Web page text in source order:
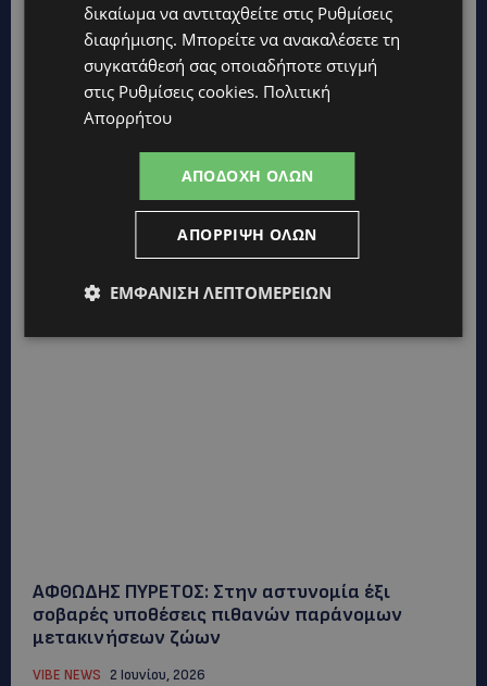
ΑΦΘΩΔΗΣ ΠΥΡΕΤΟΣ: Σκληραίνει η στάση της
Κυβέρνησης – Πρόστιμα έως €250.000 και
νέες θανατώσεις ζώων
VIBE NEWS 2 Ιουνίου, 2026
πακέτο αυστηρότερων μέτρων επιχειρεί η
ΑΦΘΩΔΗΣ ΠΥΡΕΤΟΣ: Στην αστυνομία έξι
σοβαρές υποθέσεις πιθανών παράνομων
μετακινήσεων ζώων
VIBE NEWS 2 Ιουνίου, 2026
δικαίωμα να αντιταχθείτε στις Ρυθμίσεις
διαφήμισης. Μπορείτε να ανακαλέσετε τη
συγκατάθεσή σας οποιαδήποτε στιγμή
στις Ρυθμίσεις cookies. Πολιτική
Απορρήτου
ΑΠΟΔΟΧΉ ΌΛΩΝ
ΑΠΌΡΡΙΨΗ ΌΛΩΝ
ΕΜΦΆΝΙΣΗ ΛΕΠΤΟΜΕΡΕΙΏΝ